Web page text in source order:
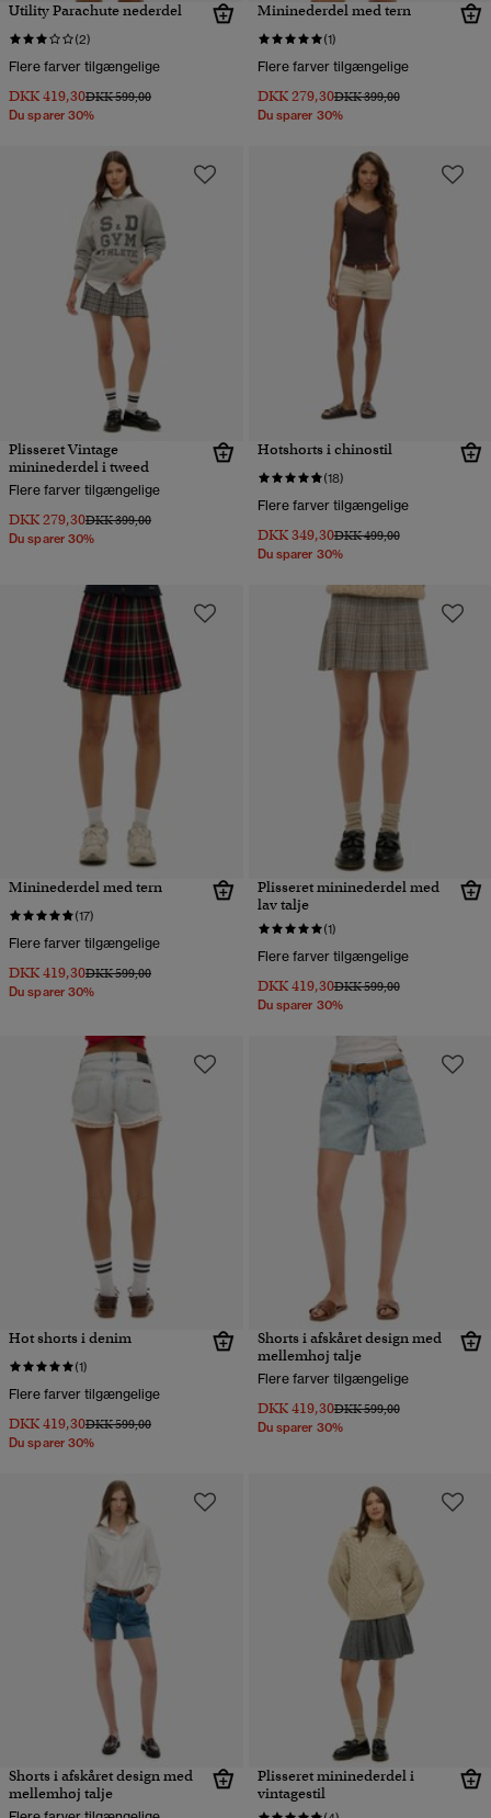
Utility Parachute nederdel
(2)
Flere farver tilgængelige
DKK 419,30Pris nedsat fra
DKK 599,00til
Du sparer 30%
Mininederdel med tern
(1)
Flere farver tilgængelige
DKK 279,30Pris nedsat fra
DKK 399,00til
Du sparer 30%
Plisseret Vintage
mininederdel i tweed
Flere farver tilgængelige
DKK 279,30Pris nedsat fra
DKK 399,00til
Du sparer 30%
Hotshorts i chinostil
(18)
Flere farver tilgængelige
DKK 349,30Pris nedsat fra
DKK 499,00til
Du sparer 30%
Mininederdel med tern
(17)
Flere farver tilgængelige
DKK 419,30Pris nedsat fra
DKK 599,00til
Du sparer 30%
Plisseret mininederdel med
lav talje
(1)
Flere farver tilgængelige
DKK 419,30Pris nedsat fra
DKK 599,00til
Du sparer 30%
Hot shorts i denim
(1)
Flere farver tilgængelige
DKK 419,30Pris nedsat fra
DKK 599,00til
Du sparer 30%
Shorts i afskåret design med
mellemhøj talje
Flere farver tilgængelige
DKK 419,30Pris nedsat fra
DKK 599,00til
Du sparer 30%
Shorts i afskåret design med
mellemhøj talje
Plisseret mininederdel i
vintagestil